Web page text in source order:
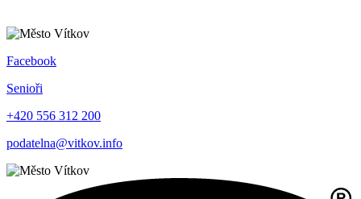
Facebook
Senioři
+420 556 312 200
podatelna@vitkov.info